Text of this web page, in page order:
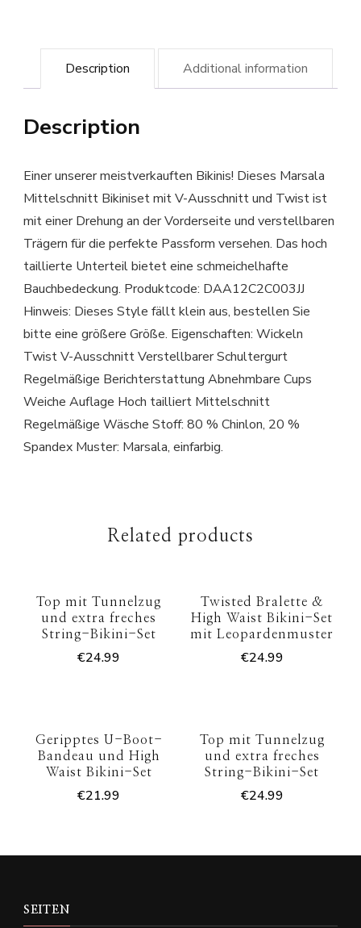
Description Additional information
Description
Einer unserer meistverkauften Bikinis! Dieses Marsala
Mittelschnitt Bikiniset mit V-Ausschnitt und Twist ist
mit einer Drehung an der Vorderseite und verstellbaren
Trägern für die perfekte Passform versehen. Das hoch
taillierte Unterteil bietet eine schmeichelhafte
Bauchbedeckung. Produktcode: DAA12C2C003JJ
Hinweis: Dieses Style fällt klein aus, bestellen Sie
bitte eine größere Größe. Eigenschaften: Wickeln
Twist V-Ausschnitt Verstellbarer Schultergurt
Regelmäßige Berichterstattung Abnehmbare Cups
Weiche Auflage Hoch tailliert Mittelschnitt
Regelmäßige Wäsche Stoff: 80 % Chinlon, 20 %
Spandex Muster: Marsala, einfarbig.
Related products
Top mit Tunnelzug
und extra freches
String-Bikini-Set
€24.99
Twisted Bralette &
High Waist Bikini-Set
mit Leopardenmuster
€24.99
Geripptes U-Boot-
Bandeau und High
Waist Bikini-Set
€21.99
Top mit Tunnelzug
und extra freches
String-Bikini-Set
€24.99
SEITEN